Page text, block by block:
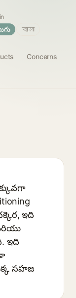
Concerns
বাংলা
ఇది
ఇది
సహజ